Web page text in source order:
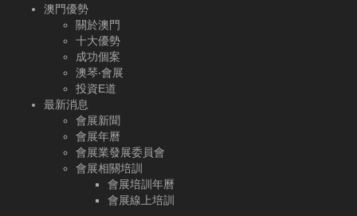
澳門優勢
關於澳門
十大優勢
成功個案
澳琴‧會展
投資E道
最新消息
會展新聞
會展年曆
會展業發展委員會
會展相關培訓
會展培訓年曆
會展線上培訓